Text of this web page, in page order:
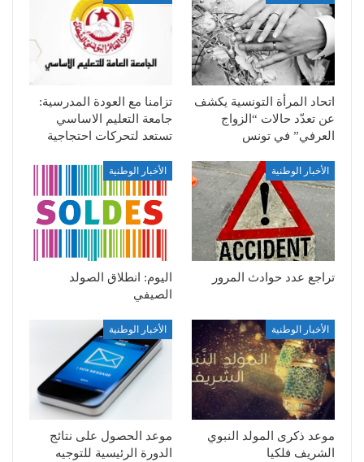
اتحاد المرأة التونسية يكشف
عن تعدّد حالات “الزواج
العرفي” في تونس
تزامنا مع العودة المدرسية:
جامعة التعليم الاساسي
تستعد لتحركات احتجاجية
الأخبار الوطنية
تراجع عدد حوادث المرور
الأخبار الوطنية
اليوم: انطلاق الصولد
الصيفي
الأخبار الوطنية
موعد ذكرى المولد النبوي
الشريف فلكيا
الأخبار الوطنية
موعد الحصول على نتائج
الدورة الرئيسية للتوجيه